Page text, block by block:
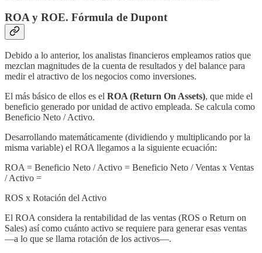
ROA y ROE. Fórmula de Dupont
Debido a lo anterior, los analistas financieros empleamos ratios que
mezclan magnitudes de la cuenta de resultados y del balance para
medir el atractivo de los negocios como inversiones.
El más básico de ellos es el ROA (Return On Assets), que mide el
beneficio generado por unidad de activo empleada. Se calcula como
Beneficio Neto / Activo.
Desarrollando matemáticamente (dividiendo y multiplicando por la
misma variable) el ROA llegamos a la siguiente ecuación:
ROA = Beneficio Neto / Activo = Beneficio Neto / Ventas x Ventas
/ Activo =
ROS x Rotación del Activo
El ROA considera la rentabilidad de las ventas (ROS o Return on
Sales) así como cuánto activo se requiere para generar esas ventas
—a lo que se llama rotación de los activos—.